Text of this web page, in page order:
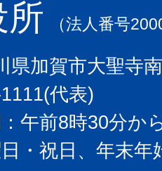
所 （法人番号
県加賀市大聖寺
代表)
午前8時30分か
日・祝日、年末